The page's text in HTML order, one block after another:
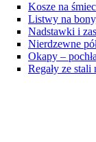
Kosze na
Listwy na
Nadstawki i
Nierdzewne
Okapy –
Regały ze stali